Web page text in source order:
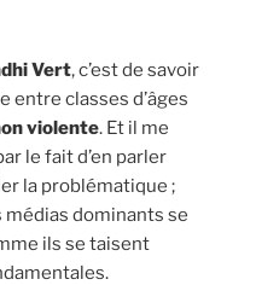
Vert, c’est de savoir
classes d’âges
violente. Et il me
le fait d’en parler
la problématique ;
médias dominants se
ils se taisent